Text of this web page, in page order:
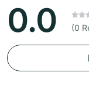
0.0 (0